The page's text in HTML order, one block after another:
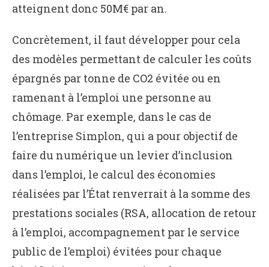
atteignent donc 50M€ par an.
Concrètement, il faut développer pour cela
des modèles permettant de calculer les coûts
épargnés par tonne de CO2 évitée ou en
ramenant à l’emploi une personne au
chômage. Par exemple, dans le cas de
l’entreprise Simplon, qui a pour objectif de
faire du numérique un levier d’inclusion
dans l’emploi, le calcul des économies
réalisées par l’État renverrait à la somme des
prestations sociales (RSA, allocation de retour
à l’emploi, accompagnement par le service
public de l’emploi) évitées pour chaque